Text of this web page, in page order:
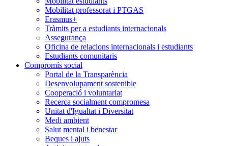
Mobilitat professorat i PTGAS
Erasmus+
Tràmits per a estudiants internacionals
Assegurança
Oficina de relacions internacionals i estudiants
Estudiants comunitaris
Compromís social
Portal de la Transparència
Desenvolupament sostenible
Cooperació i voluntariat
Recerca socialment compromesa
Unitat d'Igualtat i Diversitat
Medi ambient
Salut mental i benestar
Beques i ajuts